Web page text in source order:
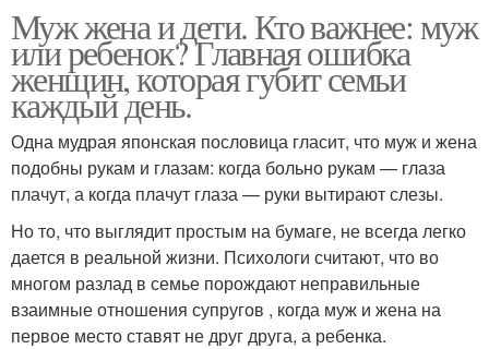
Муж жена и дети. Кто важнее: муж
или ребенок? Главная ошибка
женщин, которая губит семьи
каждый день.
Одна мудрая японская пословица гласит, что муж и жена
подобны рукам и глазам: когда больно рукам — глаза
плачут, а когда плачут глаза — руки вытирают слезы.
Но то, что выглядит простым на бумаге, не всегда легко
дается в реальной жизни. Психологи считают, что во
многом разлад в семье порождают неправильные
взаимные отношения супругов , когда муж и жена на
первое место ставят не друг друга, а ребенка.